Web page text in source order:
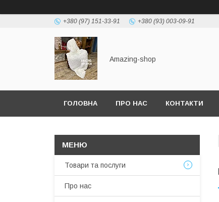
+380 (97) 151-33-91 +380 (93) 003-09-91
Amazing-shop
ГОЛОВНА ПРО НАС КОНТАКТИ
Товари та послуги
Про нас